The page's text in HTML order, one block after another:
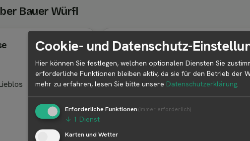
Bauer Würfl
Weitere Standorte von Bauer
Bauer Würfl betreibt 19
Alle Standorte von Bauer Würfl↗
Kompakte Übersicht aller
Cookie- und Datenschutz-
Hier können Sie festlegen, welchen optionalen Diensten Sie
erforderliche Funktionen bleiben aktiv, da sie für den Betrieb der
mehr zu erfahren, lesen Sie bitte unsere Datenschutzerklärung.
Erforderliche Funktionen (immer erforderlich)
↓ 1 Dienst
Karten und Wetter